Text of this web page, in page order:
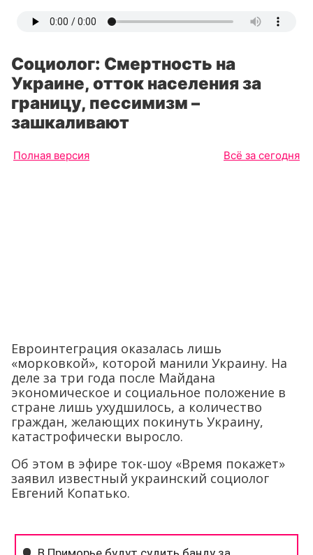
Социолог: Смертность на
Украине, отток населения за
границу, пессимизм –
зашкаливают
Полная версия Всё за сегодня
Евроинтеграция оказалась лишь
«морковкой», которой манили Украину. На
деле за три года после Майдана
экономическое и социальное положение в
стране лишь ухудшилось, а количество
граждан, желающих покинуть Украину,
катастрофически выросло.
Об этом в эфире ток-шоу «Время покажет»
заявил известный украинский социолог
Евгений Копатько.